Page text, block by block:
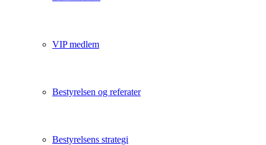
VIP medlem
Bestyrelsen og referater
Bestyrelsens strategi